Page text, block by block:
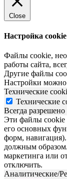
Close
Настройка cookie
Файлы cookie,
работы сайта,
Другие файлы
Настройки
Технические
Технические
Всегда разрешено
Эти файлы cookie
его основных
форм,
должным
маркетинга или
отключить.
Аналитические/